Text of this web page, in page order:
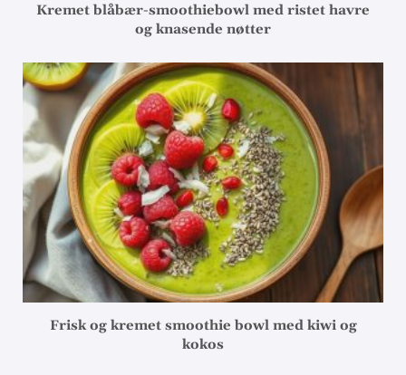
Kremet blåbær-smoothiebowl med ristet havre
og knasende nøtter
Frisk og kremet smoothie bowl med kiwi og
kokos